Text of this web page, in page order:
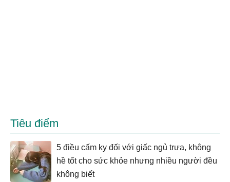
Tiêu điểm
5 điều cấm kỵ đối với giấc ngủ trưa, không
hề tốt cho sức khỏe nhưng nhiều người đều
không biết